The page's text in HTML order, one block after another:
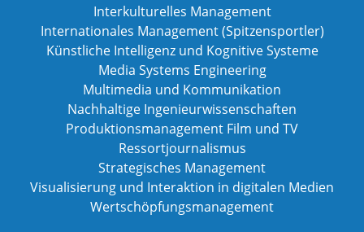
Interkulturelles Management
Internationales Management (Spitzensportler)
Künstliche Intelligenz und Kognitive Systeme
Media Systems Engineering
Multimedia und Kommunikation
Nachhaltige Ingenieurwissenschaften
Produktionsmanagement Film und TV
Ressortjournalismus
Strategisches Management
Visualisierung und Interaktion in digitalen Medien
Wertschöpfungsmanagement